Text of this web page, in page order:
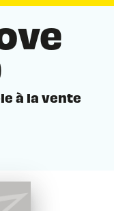
à la vente